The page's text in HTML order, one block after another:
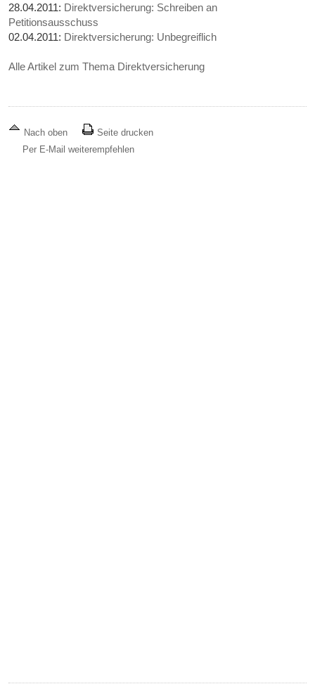
28.04.2011: Direktversicherung: Schreiben an
Petitionsausschuss
02.04.2011: Direktversicherung: Unbegreiflich
Alle Artikel zum Thema Direktversicherung
Nach oben
Seite drucken
Per E-Mail weiterempfehlen